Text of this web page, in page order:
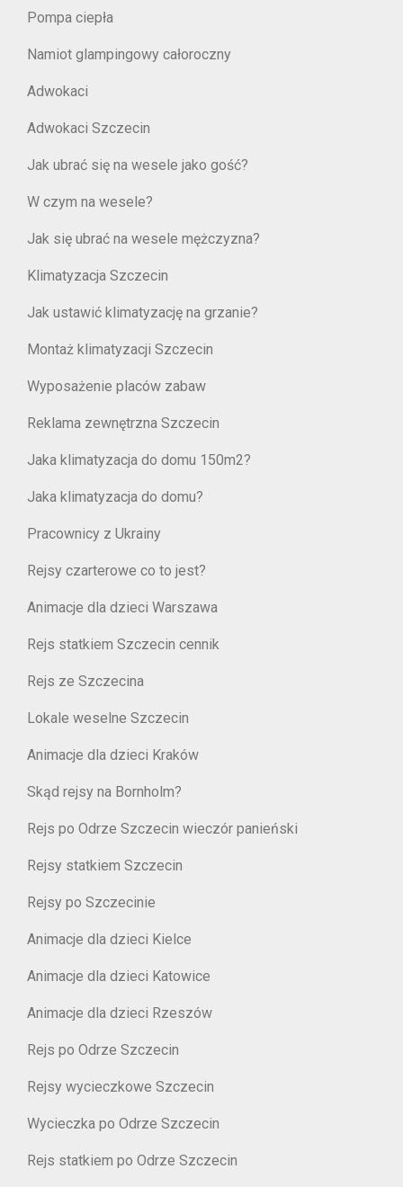
Pompa ciepła
Namiot glampingowy całoroczny
Adwokaci
Adwokaci Szczecin
Jak ubrać się na wesele jako gość?
W czym na wesele?
Jak się ubrać na wesele mężczyzna?
Klimatyzacja Szczecin
Jak ustawić klimatyzację na grzanie?
Montaż klimatyzacji Szczecin
Wyposażenie placów zabaw
Reklama zewnętrzna Szczecin
Jaka klimatyzacja do domu 150m2?
Jaka klimatyzacja do domu?
Pracownicy z Ukrainy
Rejsy czarterowe co to jest?
Animacje dla dzieci Warszawa
Rejs statkiem Szczecin cennik
Rejs ze Szczecina
Lokale weselne Szczecin
Animacje dla dzieci Kraków
Skąd rejsy na Bornholm?
Rejs po Odrze Szczecin wieczór panieński
Rejsy statkiem Szczecin
Rejsy po Szczecinie
Animacje dla dzieci Kielce
Animacje dla dzieci Katowice
Animacje dla dzieci Rzeszów
Rejs po Odrze Szczecin
Rejsy wycieczkowe Szczecin
Wycieczka po Odrze Szczecin
Rejs statkiem po Odrze Szczecin